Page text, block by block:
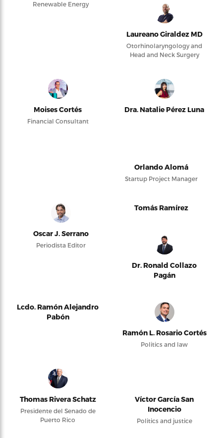
Renewable Energy
Laureano Giraldez MD
Otorhinolaryngology and
Head and Neck Surgery
Moises Cortés
Financial Consultant
Dra. Natalie Pérez Luna
Orlando Alomá
Startup Project Manager
Oscar J. Serrano
Periodista Editor
Tomás Ramírez
Dr. Ronald Collazo
Pagán
Lcdo. Ramón Alejandro
Pabón
Ramón L. Rosario Cortés
Politics and law
Thomas Rivera Schatz
Presidente del Senado de
Puerto Rico
Víctor García San
Inocencio
Politics and justice